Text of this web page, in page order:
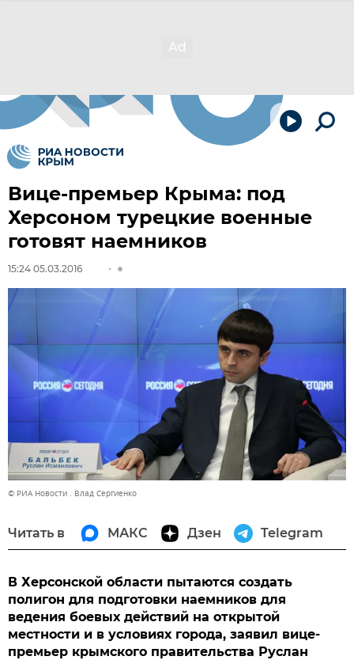
Вице-премьер Крыма: под
Херсоном турецкие военные
готовят наемников
15:24 05.03.2016
© РИА Новости . Влад Сергиенко
Читать в МАКС Дзен Telegram
В Херсонской области пытаются создать
полигон для подготовки наемников для
ведения боевых действий на открытой
местности и в условиях города, заявил вице-
премьер крымского правительства Руслан